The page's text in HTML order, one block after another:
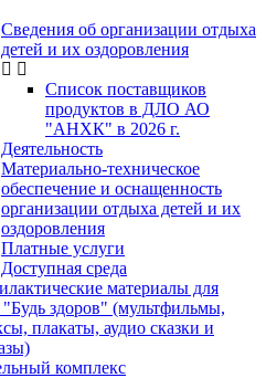
Сведения об организации отдыха
детей и их оздоровления
Список поставщиков
продуктов в ДЛО АО
"АНХК" в 2026 г.
Деятельность
Материально-техническое
обеспечение и оснащенность
организации отдыха детей и их
оздоровления
Платные услуги
Доступная среда
материалы для
"Будь здоров" (мультфильмы,
плакаты, аудио сказки и
комплекс